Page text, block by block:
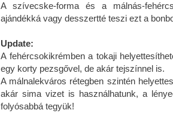
A szívecske-forma és a málnás-
ajándékká vagy desszertté teszi ezt a
Update:
A fehércsokikrémben a tokaji
egy korty pezsgővel, de akár tejszínnel is.
A málnalekváros rétegben szintén
akár sima vizet is használhatunk, a
folyósabbá tegyük!